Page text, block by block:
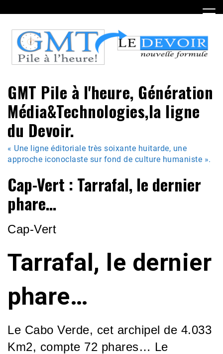
to
content
GMT Pile à l'heure, Génération
Média&Technologies,la ligne
du Devoir.
« Une ligne éditoriale très soixante huitarde, une
approche iconoclaste sur fond de culture humaniste ».
Cap-Vert : Tarrafal, le dernier
phare…
Cap-Vert
Tarrafal, le dernier
phare…
Le Cabo Verde, cet archipel de 4.033
Km2, compte 72 phares… Le